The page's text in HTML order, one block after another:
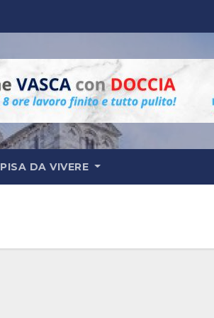
PISA DA VIVERE